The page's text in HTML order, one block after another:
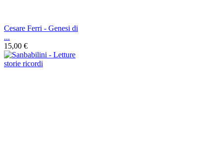
Cesare Ferri - Genesi di
...
15,00 €